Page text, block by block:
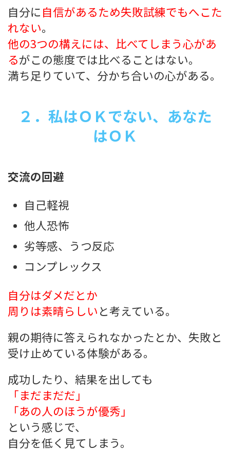
自分に自信があるため失敗試練でもへこた
れない。
他の3つの構えには、比べてしまう心があ
るがこの態度では比べることはない。
満ち足りていて、分かち合いの心がある。
２．私はＯＫでない、あなた
はＯＫ
交流の回避
自己軽視
他人恐怖
劣等感、うつ反応
コンプレックス
自分はダメだとか
周りは素晴らしいと考えている。
親の期待に答えられなかったとか、失敗と
受け止めている体験がある。
成功したり、結果を出しても
「まだまだだ」
「あの人のほうが優秀」
という感じで、
自分を低く見てしまう。